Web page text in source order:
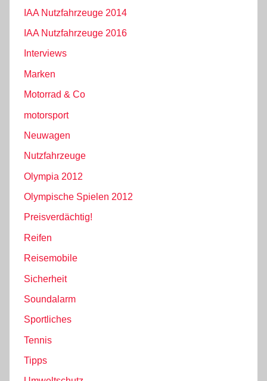
IAA Nutzfahrzeuge 2014
IAA Nutzfahrzeuge 2016
Interviews
Marken
Motorrad & Co
motorsport
Neuwagen
Nutzfahrzeuge
Olympia 2012
Olympische Spielen 2012
Preisverdächtig!
Reifen
Reisemobile
Sicherheit
Soundalarm
Sportliches
Tennis
Tipps